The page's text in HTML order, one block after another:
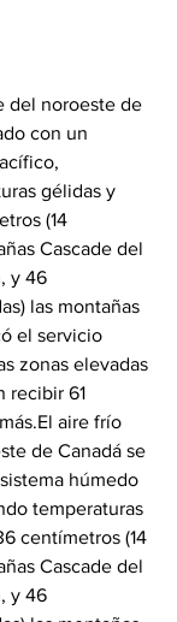
del noroeste de
con un
gélidas y
(14
Cascade del
y 46
las montañas
el servicio
zonas elevadas
recibir 61
El aire frío
de Canadá se
húmedo
temperaturas
centímetros (14
Cascade del
y 46